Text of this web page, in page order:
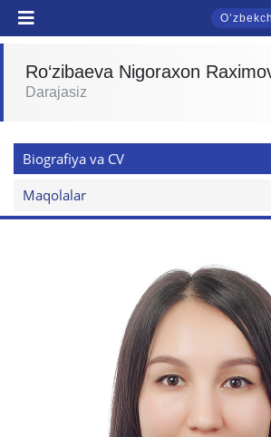
Ro‘zibaeva Nigoraxon
Darajasiz
Biografiya va CV
Maqolalar
TDYU qabul murojaatlari chati
Assalomu alaykum! TDYU qabul
Mavzuni tanlang — keyin shu mavzudagi
1. Hujjatlar (bakalavr) (5)
3. Suhbat (bakalavr) (8)
5. To'lov-kontrakt (2) 6. Elektron ariza (16)